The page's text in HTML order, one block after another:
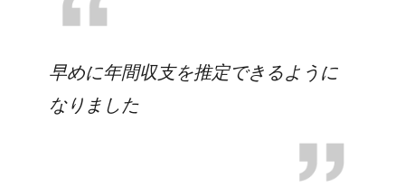
早めに年間収支を推定できるように
なりました